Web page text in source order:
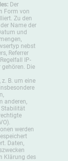
Der
Form von
Zu den
Name der
und
nebst
Referrer
IP-
Die
z. B. um eine
anderen,
Stabilität
werden
Daten,
Klärung des